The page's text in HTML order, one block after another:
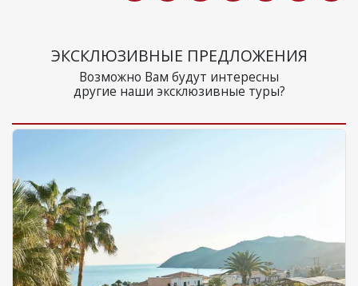
ЭКСКЛЮЗИВНЫЕ ПРЕДЛОЖЕНИЯ
Возможно Вам будут интересны
другие наши эксклюзивные туры?